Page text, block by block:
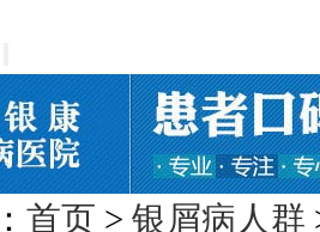
首页 > 银屑病人群